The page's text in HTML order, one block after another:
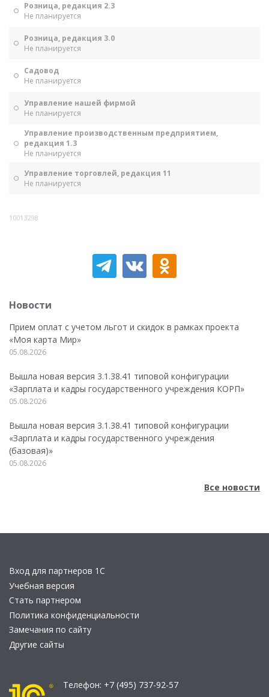
Розница, редакция 2.3
Не планируется
Розница, редакция 3.0
Не планируется
Садовод
Не планируется
Управление нашей фирмой
Не планируется
Управление производственным предприятием,
редакция 1.3
Не планируется
Управление торговлей, редакция 11
Не планируется
10013298
Новости
Прием оплат с учетом льгот и скидок в рамках проекта
«Моя карта Мир»
05.08.2026
Вышла новая версия 3.1.38.41 типовой конфигурации
«Зарплата и кадры государственного учреждения КОРП»
05.08.2026
Вышла новая версия 3.1.38.41 типовой конфигурации
«Зарплата и кадры государственного учреждения
(базовая)»
05.08.2026
Все новости
Вход для партнеров 1С
Учебная версия
Стать партнером
Политика конфиденциальности
Замечания по сайту
Другие сайты
Телефон: +7 (495) 737-92-57